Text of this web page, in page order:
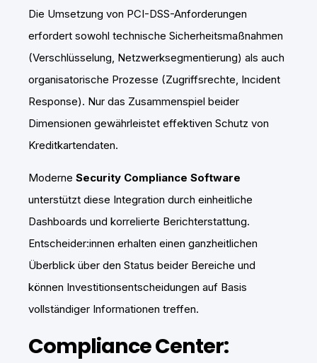
Die Umsetzung von PCI-DSS-Anforderungen
erfordert sowohl technische Sicherheitsmaßnahmen
(Verschlüsselung, Netzwerksegmentierung) als auch
organisatorische Prozesse (Zugriffsrechte, Incident
Response). Nur das Zusammenspiel beider
Dimensionen gewährleistet effektiven Schutz von
Kreditkartendaten.
Moderne Security Compliance Software
unterstützt diese Integration durch einheitliche
Dashboards und korrelierte Berichterstattung.
Entscheider:innen erhalten einen ganzheitlichen
Überblick über den Status beider Bereiche und
können Investitionsentscheidungen auf Basis
vollständiger Informationen treffen.
Compliance Center: